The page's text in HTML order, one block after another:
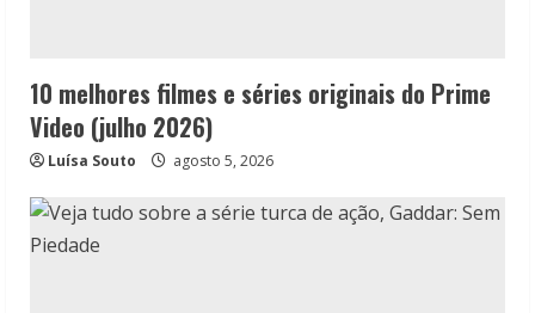
10 melhores filmes e séries originais do Prime
Video (julho 2026)
Luísa Souto agosto 5, 2026